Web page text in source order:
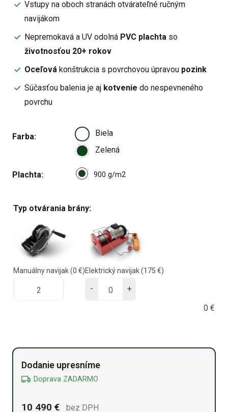
Vstupy na oboch stranách otvárateľné ručným
navijákom
Nepremokavá a UV odolná PVC plachta so
životnosťou 20+ rokov
Oceľová konštrukcia s povrchovou úpravou pozink
Súčasťou balenia je aj kotvenie do nespevneného
povrchu
Farba
Biela
Zelená
Plachta Select pa_plachta
900 g/m2
Typ otvárania brány:
Manuálny navijak(0 €)Elektrický navijak(175 €)
-
+
0 €
Alternative:
Dodanie upresníme
Doprava ZADARMO
10 490 € bez DPH